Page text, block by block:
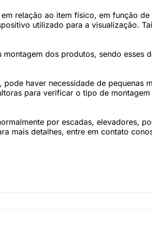
relação ao item físico, em função
utilizado para a visualização.
dos produtos, sendo esses
haver necessidade de pequenas
para verificar o tipo de
por escadas, elevadores,
mais detalhes, entre em contato